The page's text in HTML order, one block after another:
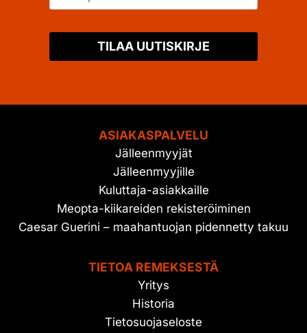
TILAA UUTISKIRJE
ASIAKASPALVELU
Jälleenmyyjät
Jälleenmyyjille
Kuluttaja-asiakkaille
Meopta-kiikareiden rekisteröiminen
Caesar Guerini – maahantuojan pidennetty takuu
TIETOA REMEKSESTÄ
Yritys
Historia
Tietosuojaseloste